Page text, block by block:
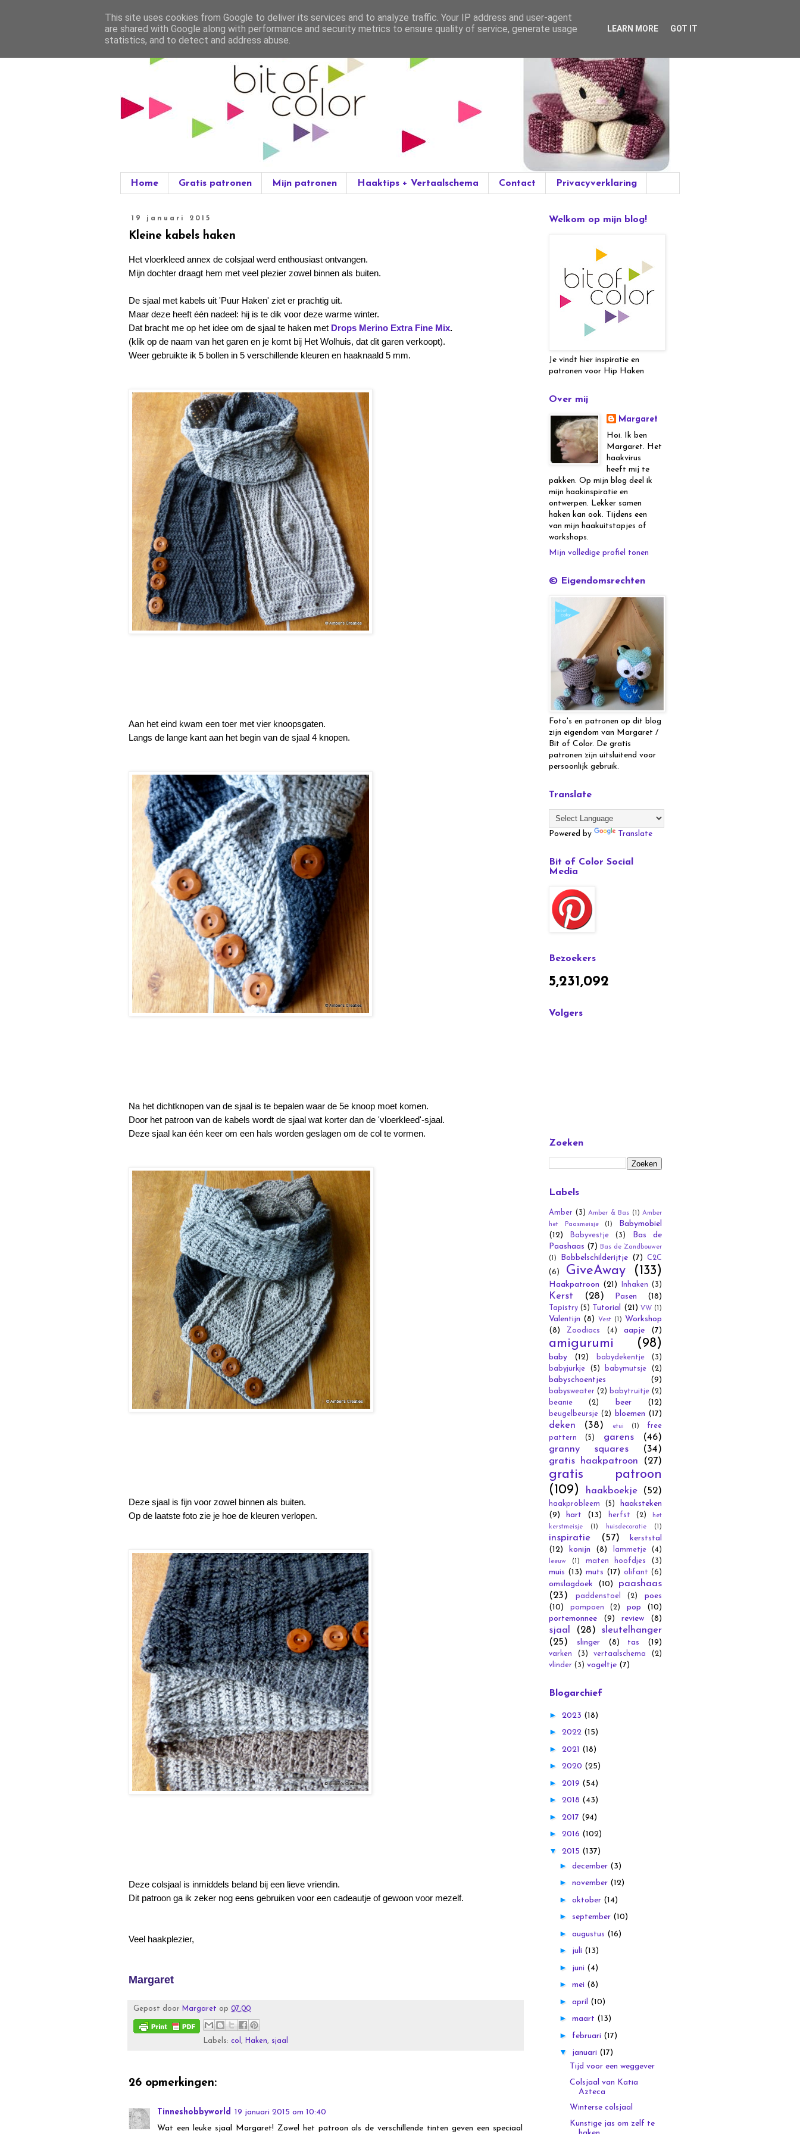
Home Gratis patronen Mijn patronen Haaktips + Vertaalschema Contact Privacyverklaring
19 januari 2015
Kleine kabels haken
Het vloerkleed annex de colsjaal werd enthousiast ontvangen.
Mijn dochter draagt hem met veel plezier zowel binnen als buiten.
De sjaal met kabels uit 'Puur Haken' ziet er prachtig uit.
Maar deze heeft één nadeel: hij is te dik voor deze warme winter.
Dat bracht me op het idee om de sjaal te haken met Drops Merino Extra Fine Mix.
(klik op de naam van het garen en je komt bij Het Wolhuis, dat dit garen verkoopt).
Weer gebruikte ik 5 bollen in 5 verschillende kleuren en haaknaald 5 mm.
Aan het eind kwam een toer met vier knoopsgaten.
Langs de lange kant aan het begin van de sjaal 4 knopen.
Na het dichtknopen van de sjaal is te bepalen waar de 5e knoop moet komen.
Door het patroon van de kabels wordt de sjaal wat korter dan de 'vloerkleed'-sjaal.
Deze sjaal kan één keer om een hals worden geslagen om de col te vormen.
Deze sjaal is fijn voor zowel binnen als buiten.
Op de laatste foto zie je hoe de kleuren verlopen.
Deze colsjaal is inmiddels beland bij een lieve vriendin.
Dit patroon ga ik zeker nog eens gebruiken voor een cadeautje of gewoon voor mezelf.
Veel haakplezier,
Margaret
Gepost door Margaret op 07:00
Labels:col , Haken, sjaal
26 opmerkingen:
Tinneshobbyworld 19 januari 2015 om 10:40
Wat een leuke sjaal Margaret! Zowel het patroon als de verschillende tinten geven een speciaal
Welkom op mijn blog!
Je vindt hier inspiratie en
patronen voor Hip Haken
Over mij
Margaret
Hoi. Ik ben
Margaret. Het
haakvirus
heeft mij te
pakken. Op mijn blog deel ik
mijn haakinspiratie en
ontwerpen. Lekker samen
haken kan ook. Tijdens een
van mijn haakuitstapjes of
workshops.
Mijn volledige profiel tonen
© Eigendomsrechten
Foto's en patronen op dit blog
zijn eigendom van Margaret /
Bit of Color. De gratis
patronen zijn uitsluitend voor
persoonlijk gebruik.
Translate
Powered by Translate
Bit of Color Social
Media
Bezoekers
5,231,092
Volgers
Zoeken
Labels
Amber (3) Amber & Bas (1) Amber
het Paasmeisje
(1)
Babymobiel
(12)
Babyvestje (3)
Bas de
Paashaas (7)
Bas de Zandbouwer
(1)
Bobbelschilderijtje (7)
C2C
(6)
GiveAway (133)
Haakpatroon (21) Inhaken (3)
Kerst (28) Pasen (18)
Tapistry (5) Tutorial (21) VW (1)
Valentijn (8) Vest (1)
Workshop
(8)
Zoodiacs (4) aapje (7)
amigurumi (98)
baby (12) babydekentje
(3)
babyjurkje
(5) babymutsje (2)
babyschoentjes (9)
babysweater (2) babytruitje (2)
beanie
(2) beer (12)
beugelbeursje (2) bloemen (17)
deken (38) etui (1)
free
pattern
(5) garens
(46)
granny squares
(34)
gratis haakpatroon
(27)
gratis patroon
(109)
haakboekje (52)
haakprobleem (5)
haaksteken
(9)
hart (13) herfst (2)
het
kerstmeisje
(1) huisdecoratie (1)
inspiratie (57)
kerststal
(12)
konijn (8) lammetje (4)
leeuw (1) maten hoofdjes (3)
muis (13) muts (17) olifant (6)
omslagdoek (10)
paashaas
(23)
paddenstoel (2)
poes
(10)
pompoen (2) pop
(10)
portemonnee
(9) review (8)
sjaal (28)
sleutelhanger
(25)
slinger (8) tas (19)
varken (3) vertaalschema
(2)
vlinder (3) vogeltje (7)
Blogarchief
► 2023 (18)
► 2022 (15)
► 2021 (18)
► 2020 (25)
► 2019 (54)
► 2018 (43)
► 2017 (94)
► 2016 (102)
▼ 2015 (137)
► december (3)
► november (12)
► oktober (14)
► september (10)
► augustus (16)
► juli (13)
► juni (4)
► mei (8)
► april (10)
► maart (13)
► februari (17)
▼ januari (17)
Tijd voor een weggever
Colsjaal van Katia
Azteca
Winterse colsjaal
Kunstige jas om zelf te
This site uses cookies from Google to deliver its services and to analyze traffic. Your IP address and user-agent
are shared with Google along with performance and security metrics to ensure quality of service, generate usage
statistics, and to detect and address abuse.
LEARN MORE GOT IT